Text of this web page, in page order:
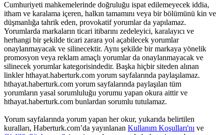
Cumhuriyeti mahkemelerinde doğruluğu ispat edilemeyecek iddia,
itham ve karalama içeren, halkın tamamını veya bir bölümünü kin ve
düşmanlığa tahrik eden, provokatif yorumlar da yapılamaz.
Yorumlarda markaların ticari itibarını zedeleyici, karalayıcı ve
herhangi bir şekilde ticari zarara yol açabilecek yorumlar
onaylanmayacak ve silinecektir. Aynı şekilde bir markaya yönelik
promosyon veya reklam amaçlı yorumlar da onaylanmayacak ve
silinecek yorumlar kategorisindedir. Başka hiçbir siteden alınan
linkler hthayat.haberturk.com yorum sayfalarında paylaşılamaz.
hthayat.haberturk.com yorum sayfalarında paylaşılan tüm
yorumların yasal sorumluluğu yorumu yapan okura aittir ve
hthayat.haberturk.com bunlardan sorumlu tutulamaz.
Yorum sayfalarında yorum yapan her okur, yukarıda belirtilen
kuralları, Haberturk.com’da yayınlanan Kullanım Koşulları'nı ve